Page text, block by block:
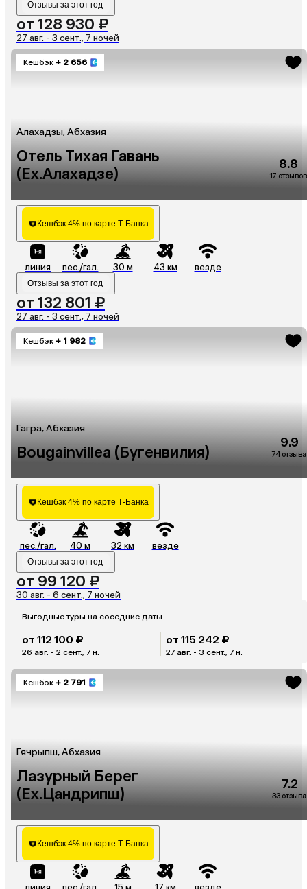
Отзывы за этот год
от 128 930 ₽
27 авг. - 3 сент., 7 ночей
Кешбэк + 2 656
Алахадзы, Абхазия
Отель Тихая Гавань
(Ex.Алахадзе)
8.8
17 отзывов
Кешбэк 4% по карте Т-Банка
линия пес./гал. 30 м 43 км везде
Отзывы за этот год
от 132 801 ₽
27 авг. - 3 сент., 7 ночей
Кешбэк + 1 982
Гагра, Абхазия
Bougainvillea (Бугенвилия)
9.9
74 отзыва
Кешбэк 4% по карте Т-Банка
пес./гал. 40 м 32 км везде
Отзывы за этот год
от 99 120 ₽
30 авг. - 6 сент., 7 ночей
Выгодные туры на соседние даты
от 112 100 ₽
26 авг. - 2 сент., 7 н.
от 115 242 ₽
27 авг. - 3 сент., 7 н.
Кешбэк + 2 791
Гячрыпш, Абхазия
Лазурный Берег
(Ex.Цандрипш)
7.2
33 отзыва
Кешбэк 4% по карте Т-Банка